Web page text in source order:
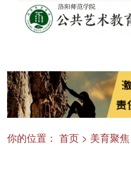
你的位置： 首页 > 美育聚焦